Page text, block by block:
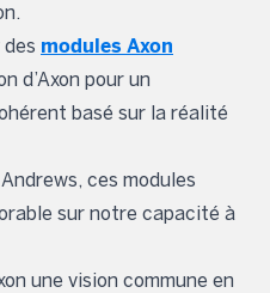
modules Axon
d’Axon pour un
basé sur la réalité
ces modules
sur notre capacité à
une vision commune en